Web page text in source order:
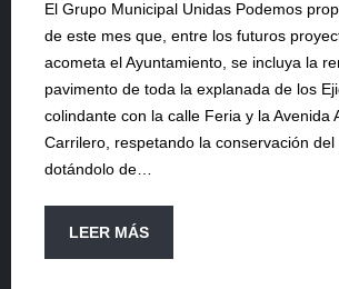
El Grupo Municipal Unidas Podemos
de este mes que, entre los futuros
acometa el Ayuntamiento, se incluya la
pavimento de toda la explanada de los
colindante con la calle Feria y la Avenida
Carrilero, respetando la conservación
dotándolo de…
LEER MÁS